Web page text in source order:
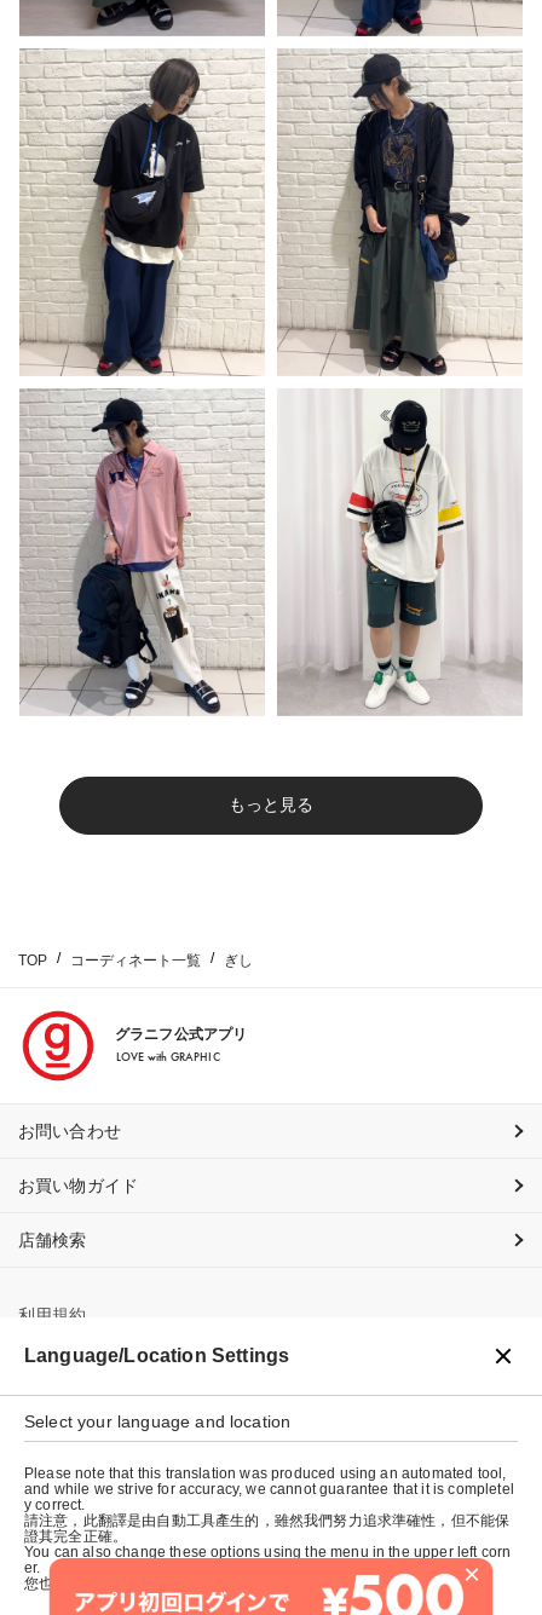
もっと見る
TOP コーディネート一覧 ぎし
グラニフ公式アプリ
LOVE with GRAPHIC
お問い合わせ
お買い物ガイド
店舗検索
利用規約
プライバシーポリシー
特定商取引法に基づく表示
会社概要
×
Language/Location Settings
Select your language and location
Please note that this translation was produced using an automated tool,
and while we strive for accuracy, we cannot guarantee that it is completel
y correct.
請注意，此翻譯是由自動工具產生的，雖然我們努力追求準確性，但不能保
證其完全正確。
You can also change these options using the menu in the upper left corn
er.
您也可以使用左上角的選單來更改這些選項。